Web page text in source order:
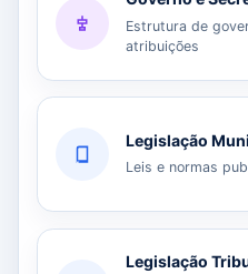
Estrutura de
atribuições
Legislação
Leis e normas
Legislação